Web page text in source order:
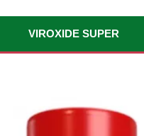
VIROXIDE SUPER